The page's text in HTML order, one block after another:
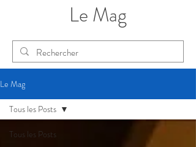
Le Mag
Le Mag
Tous les Posts
Tous les Posts